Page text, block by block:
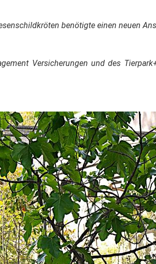
benötigte einen neuen
Versicherungen und des